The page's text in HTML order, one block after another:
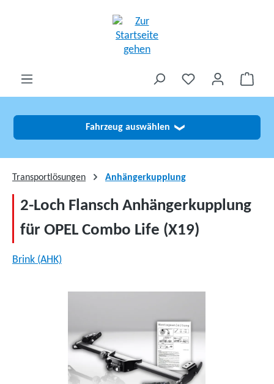
Fahrzeug auswählen ❯
Transportlösungen Anhängerkupplung
2-Loch Flansch Anhängerkupplung
für OPEL Combo Life (X19)
Brink (AHK)